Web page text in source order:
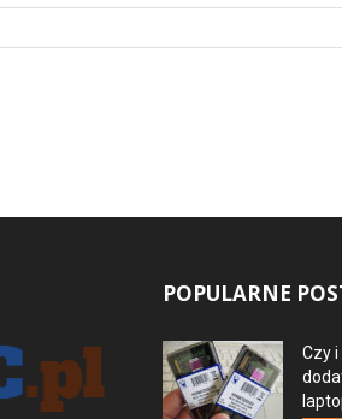
POPULARNE
Czy